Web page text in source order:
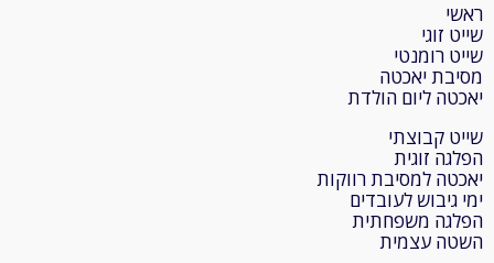
ראשי
שייט זוגי
שייט רומנטי
מסיבת יאכטה
יאכטה ליום הולדת
שייט קבוצתי
הפלגה זוגית
יאכטה למסיבת רווקות
ימי גיבוש לעובדים
הפלגה משפחתית
השטה עצמית